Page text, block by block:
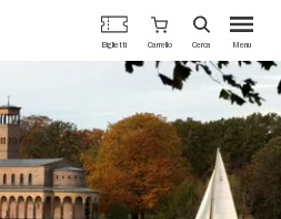
Menu
Biglietti Carrello Cerca